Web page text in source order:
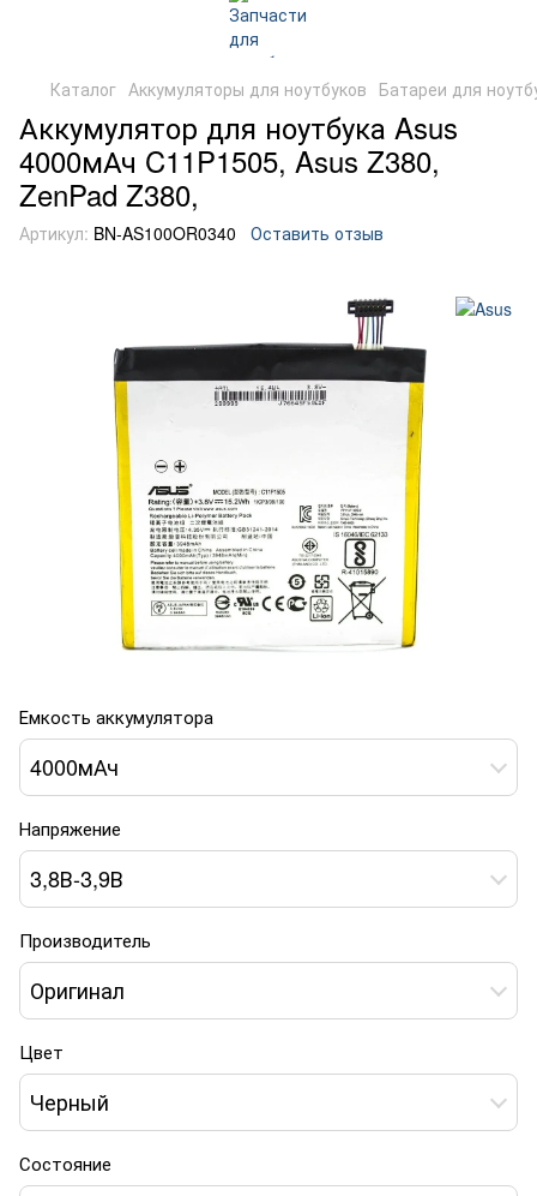
Каталог Аккумуляторы для ноутбуков Батареи для
Аккумулятор для ноутбука Asus
4000мАч C11P1505, Asus Z380,
ZenPad Z380,
Артикул: BN-AS100OR0340 Оставить отзыв
Емкость аккумулятора
4000мАч
Напряжение
3,8В-3,9В
Производитель
Оригинал
Цвет
Черный
Состояние